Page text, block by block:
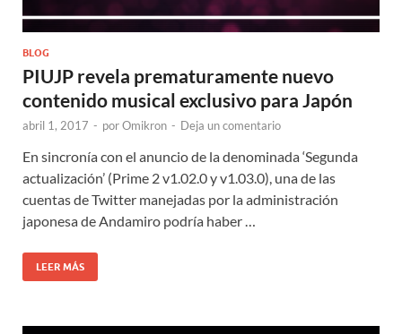
BLOG
PIUJP revela prematuramente nuevo
contenido musical exclusivo para Japón
abril 1, 2017 - porOmikron - Deja un comentario
En sincronía con el anuncio de la denominada ‘Segunda
actualización’ (Prime 2 v1.02.0 y v1.03.0), una de las
cuentas de Twitter manejadas por la administración
japonesa de Andamiro podría haber …
LEER MÁS